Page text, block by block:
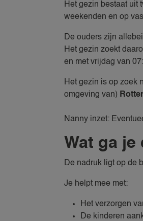
Het gezin bestaat uit
weekenden en op
De ouders zijn
Het gezin zoekt
en met vrijdag van
Het gezin is op zoek
omgeving van)
Nanny inzet:
Wat ga je
De nadruk ligt op de
Je helpt mee met:
Het verzorgen
De kinderen